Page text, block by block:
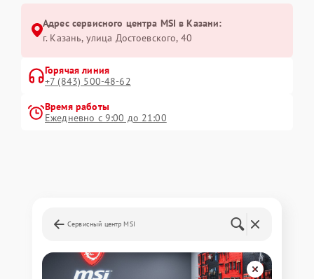
Адрес сервисного центра MSI в Казани:
г. Казань, улица Достоевского, 40
Горячая линия
+7 (843) 500-48-62
Время работы
Ежедневно с 9:00 до 21:00
Сервисный центр MSI